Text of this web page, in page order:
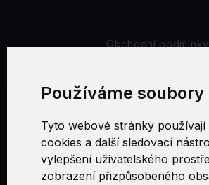
Používáme soubory
Tyto webové stránky
cookies a další sledovací
vylepšení uživatelského
zobrazení přizpůsobeného
Obchodní podmínky
Nastavení cookies